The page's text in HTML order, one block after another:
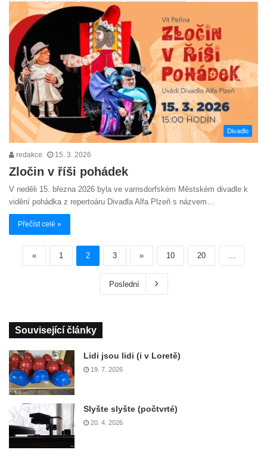
Divadlo
redakce 15. 3. 2026
Zločin v říši pohádek
V neděli 15. března 2026 byla ve varnsdorfském Městském divadle k
vidění pohádka z repertoáru Divadla Alfa Plzeň s názvem…
Přečíst celé »
« 1 2 3 » 10 20
Poslední
Související články
Lidi jsou lidi (i v Loretě)
19. 7. 2026
Slyšte slyšte (počtvrté)
20. 4. 2026